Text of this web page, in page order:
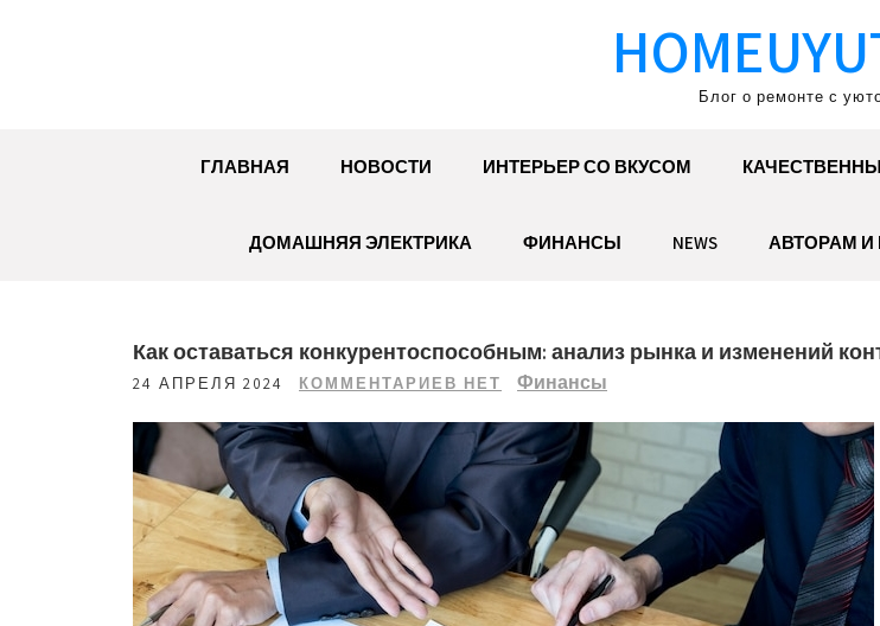
Блог о ремонте с
ГЛАВНАЯ НОВОСТИ ИНТЕРЬЕР СО ВКУСОМ
ДОМАШНЯЯ ЭЛЕКТРИКА ФИНАНСЫ NEWS АВТОРАМ
Как оставаться конкурентоспособным: анализ рынка и изменений
24 АПРЕЛЯ 2024 КОММЕНТАРИЕВ НЕТ Финансы